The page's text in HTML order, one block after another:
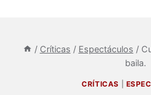
/ Críticas / Espectáculos /
baila.
CRÍTICAS